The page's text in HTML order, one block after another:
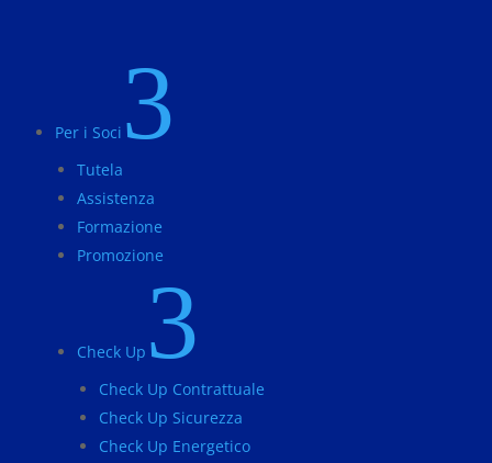
Per i Soci 3
Tutela
Assistenza
Formazione
Promozione
Check Up 3
Check Up Contrattuale
Check Up Sicurezza
Check Up Energetico